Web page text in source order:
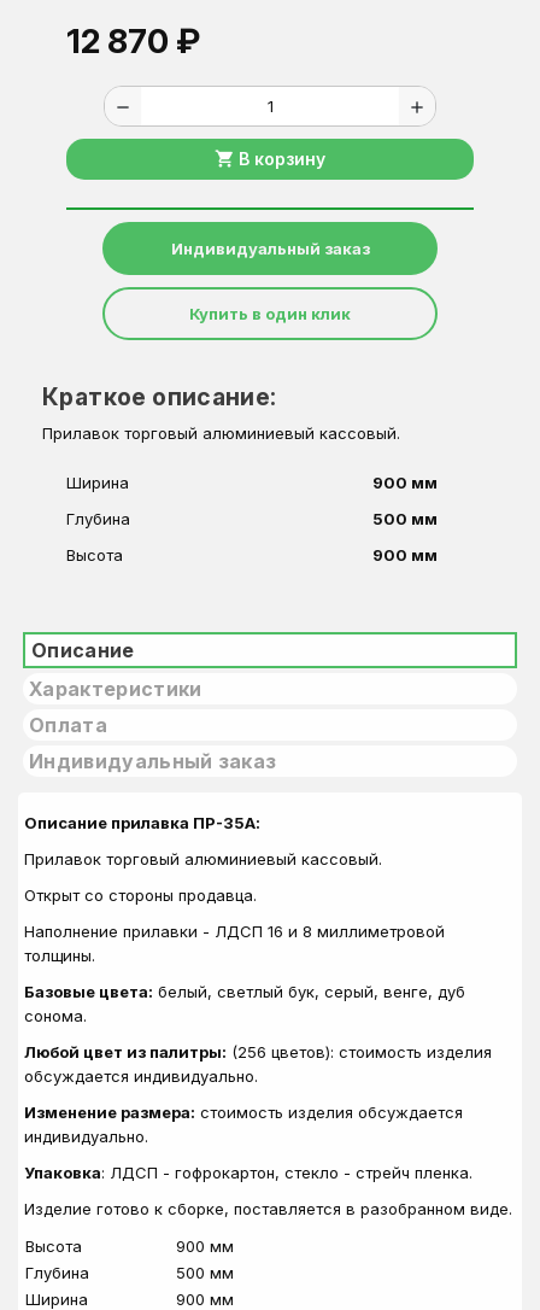
12 870 ₽
remove add
shopping_cart В корзину
Индивидуальный заказ
Купить в один клик
Краткое описание:
Прилавок торговый алюминиевый кассовый.
Ширина
900 мм
Глубина
500 мм
Высота
900 мм
Описание
Характеристики
Оплата
Индивидуальный заказ
Описание прилавка ПР-35А:
Прилавок торговый алюминиевый кассовый.
Открыт со стороны продавца.
Наполнение прилавки - ЛДСП 16 и 8 миллиметровой
толщины.
Базовые цвета: белый, светлый бук, серый, венге, дуб
сонома.
Любой цвет из палитры: (256 цветов): стоимость изделия
обсуждается индивидуально.
Изменение размера: стоимость изделия обсуждается
индивидуально.
Упаковка: ЛДСП - гофрокартон, стекло - стрейч пленка.
Изделие готово к сборке, поставляется в разобранном виде.
Высота
900 мм
Глубина
500 мм
Ширина
900 мм